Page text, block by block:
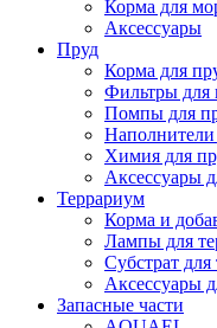
Корма для
Аксессуары
Пруд
Корма для
Фильтры для
Помпы для
Наполнители
Химия для
Аксессуары
Террариум
Корма и
Лампы для
Субстрат для
Аксессуары
Запасные части